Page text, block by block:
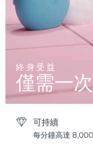
終身受益
僅需一
可持續
每分鐘高達